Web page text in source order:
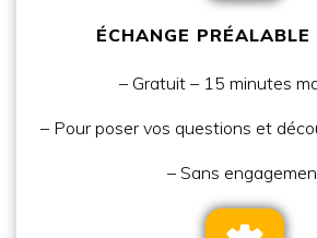
ÉCHANGE PRÉALABLE
– Gratuit – 15 minutes
– Pour poser vos questions et
– Sans